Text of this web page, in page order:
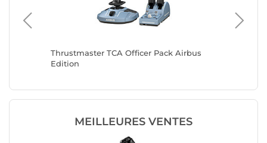
Thrustmaster TCA Officer Pack Airbus
Edition
MEILLEURES VENTES